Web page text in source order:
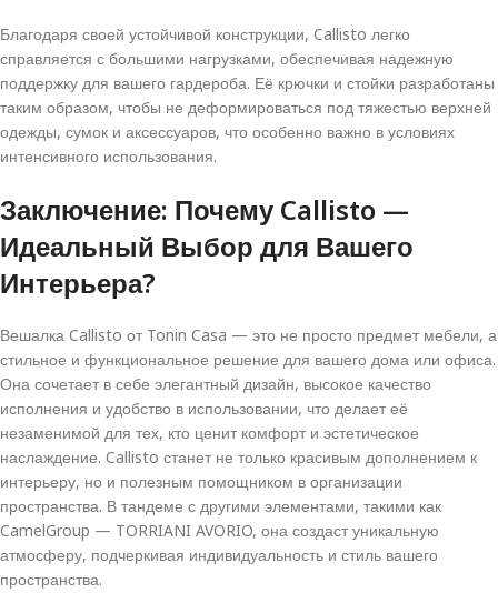
Благодаря своей устойчивой конструкции, Callisto легко
справляется с большими нагрузками, обеспечивая надежную
поддержку для вашего гардероба. Её крючки и стойки разработаны
таким образом, чтобы не деформироваться под тяжестью верхней
одежды, сумок и аксессуаров, что особенно важно в условиях
интенсивного использования.
Заключение: Почему Callisto —
Идеальный Выбор для Вашего
Интерьера?
Вешалка Callisto от Tonin Casa — это не просто предмет мебели, а
стильное и функциональное решение для вашего дома или офиса.
Она сочетает в себе элегантный дизайн, высокое качество
исполнения и удобство в использовании, что делает её
незаменимой для тех, кто ценит комфорт и эстетическое
наслаждение. Callisto станет не только красивым дополнением к
интерьеру, но и полезным помощником в организации
пространства. В тандеме с другими элементами, такими как
CamelGroup — TORRIANI AVORIO, она создаст уникальную
атмосферу, подчеркивая индивидуальность и стиль вашего
пространства.